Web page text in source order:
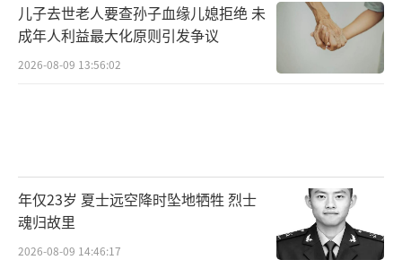
儿子去世老人要查孙子血缘儿媳拒绝 未
成年人利益最大化原则引发争议
2026-08-09 13:56:02
年仅23岁 夏士远空降时坠地牺牲 烈士
魂归故里
2026-08-09 14:46:17